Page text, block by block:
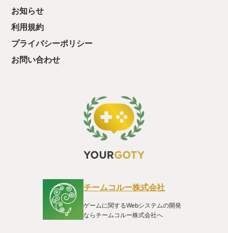
お知らせ
利用規約
プライバシーポリシー
お問い合わせ
チームコルー株式会社
ゲームに関するWebシステムの開発
ならチームコルー株式会社へ